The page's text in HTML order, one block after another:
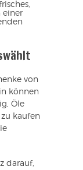
einer
von
können
Öle
kaufen
darauf,